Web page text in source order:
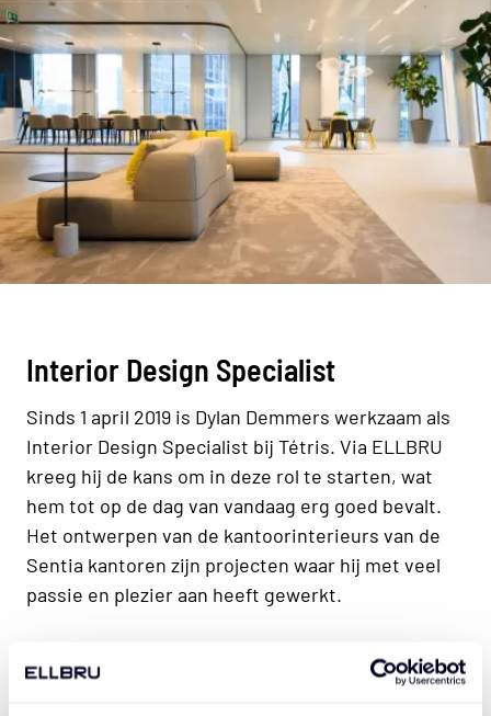
Interior Design Specialist
Sinds 1 april 2019 is Dylan Demmers werkzaam als
Interior Design Specialist bij Tétris. Via ELLBRU
kreeg hij de kans om in deze rol te starten, wat
hem tot op de dag van vandaag erg goed bevalt.
Het ontwerpen van de kantoorinterieurs van de
Sentia kantoren zijn projecten waar hij met veel
passie en plezier aan heeft gewerkt.
projecten